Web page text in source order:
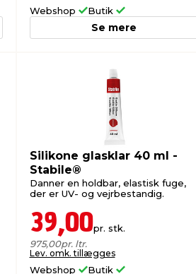
Webshop Butik
Se mere
Silikone glasklar 40 ml -
Stabile®
Danner en holdbar, elastisk fuge,
der er UV- og vejrbestandig.
39,00pr. stk.
975,00pr. ltr.
Lev. omk. tillægges
Webshop Butik